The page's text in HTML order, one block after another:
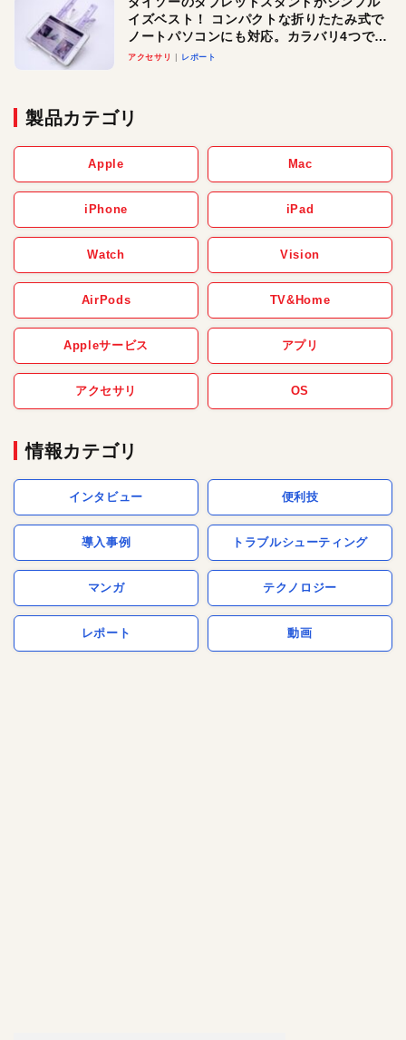
イズベスト！ コンパクトな折りたたみ式で
ノートパソコンにも対応。カラバリ4つで選
べる楽しさも
アクセサリ レポート
製品カテゴリ
Apple Mac
iPhone iPad
Watch Vision
AirPods TV&Home
Appleサービス アプリ
アクセサリ OS
情報カテゴリ
インタビュー 便利技
導入事例 トラブルシューティング
マンガ テクノロジー
レポート 動画